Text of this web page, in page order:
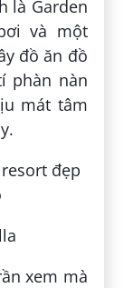
là Garden
và một
đồ ăn đồ
phàn nàn
mát tâm
xem mà